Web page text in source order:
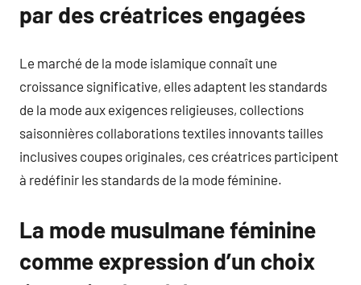
par des créatrices engagées
Le marché de la mode islamique connaît une
croissance significative, elles adaptent les standards
de la mode aux exigences religieuses, collections
saisonnières collaborations textiles innovants tailles
inclusives coupes originales, ces créatrices participent
à redéfinir les standards de la mode féminine.
La mode musulmane féminine
comme expression d’un choix